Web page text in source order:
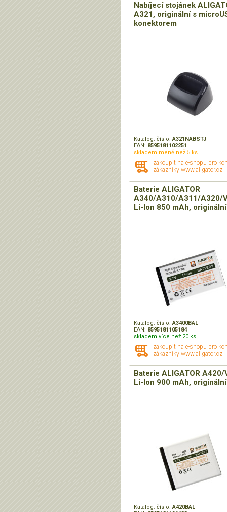
Nabíjecí stojánek
A321, originální s
konektorem
Katalog. číslo:A321NABSTJ
EAN: 8595181102251
skladem méně než 5 ks
zakoupit na e-shopu pro
zákazníky www.aligator.cz
Baterie ALIGATOR
A340/A310/A311/A320/
Li-Ion 850 mAh, originální
Katalog. číslo:A3400BAL
EAN: 8595181105184
skladem více než 20 ks
zakoupit na e-shopu pro
zákazníky www.aligator.cz
Baterie ALIGATOR A420/
Li-Ion 900 mAh, originální
Katalog. číslo:A420BAL